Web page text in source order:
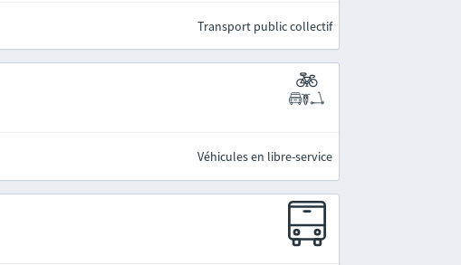
Transport public collectif
Véhicules en libre-service